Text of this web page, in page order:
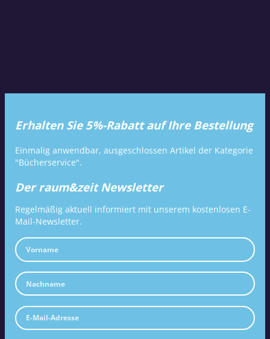
Erhalten Sie 5%-Rabatt auf Ihre Bestellung
Einmalig anwendbar, ausgeschlossen Artikel der Kategorie
"Bücherservice".
Der raum&zeit Newsletter
Regelmäßig aktuell informiert mit unserem kostenlosen E-
Mail-Newsletter.